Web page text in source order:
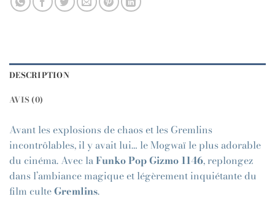
DESCRIPTION
AVIS (0)
Avant les explosions de chaos et les Gremlins
incontrôlables, il y avait lui… le Mogwaï le plus adorable
du cinéma. Avec laFunko Pop Gizmo 1146, replongez
dans l’ambiance magique et légèrement inquiétante du
film culteGremlins.